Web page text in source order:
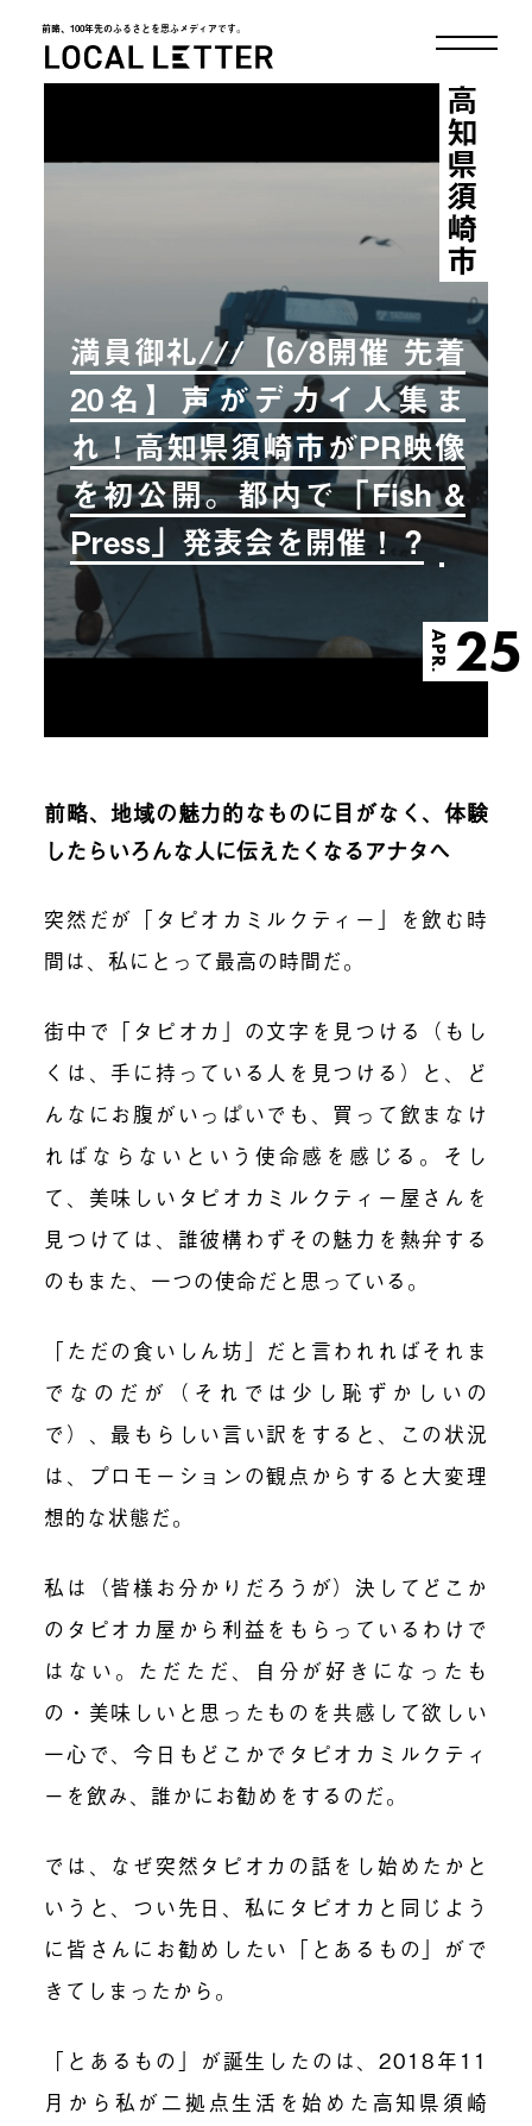
前略、100年先のふるさとを思ふメディアです。
LOCAL LETTER
満員御礼///【6/8開催 先着
20名】声がデカイ人集ま
れ！高知県須崎市がPR映像
を初公開。都内で「Fish &
Press」発表会を開催！？
APR. 25
高知県須崎市
前略、地域の魅力的なものに目がなく、体験
したらいろんな人に伝えたくなるアナタへ
突然だが「タピオカミルクティー」を飲む時
間は、私にとって最高の時間だ。
街中で「タピオカ」の文字を見つける（もし
くは、手に持っている人を見つける）と、ど
んなにお腹がいっぱいでも、買って飲まなけ
ればならないという使命感を感じる。そし
て、美味しいタピオカミルクティー屋さんを
見つけては、誰彼構わずその魅力を熱弁する
のもまた、一つの使命だと思っている。
「ただの食いしん坊」だと言われればそれま
でなのだが（それでは少し恥ずかしいの
で）、最もらしい言い訳をすると、この状況
は、 プロモーションの観点からすると大変理
想的な状態だ。
私は（皆様お分かりだろうが）決してどこか
のタピオカ屋から利益をもらっているわけで
はない。ただただ、自分が好きになったも
の・美味しいと思ったものを共感して欲しい
一心で、今日もどこかでタピオカミルクティ
ーを飲み、誰かにお勧めをするのだ。
では、なぜ突然タピオカの話をし始めたかと
いうと、つい先日、私にタピオカと同じよう
に皆さんにお勧めしたい「とあるもの」がで
きてしまったから。
「とあるもの」が誕生したのは、2018年11
月から私が二拠点生活を始めた高知県須崎